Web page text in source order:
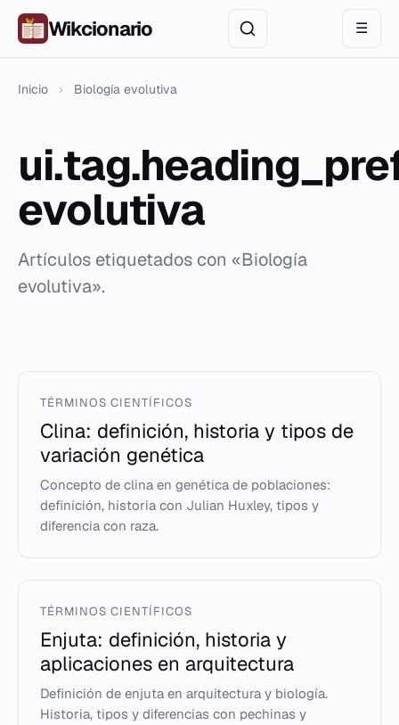
Wikcionario ☰
Inicio › Biología evolutiva
evolutiva
Artículos etiquetados con «Biología
evolutiva».
TÉRMINOS CIENTÍFICOS
Clina: definición, historia y tipos de
variación genética
Concepto de clina en genética de poblaciones:
definición, historia con Julian Huxley, tipos y
diferencia con raza.
TÉRMINOS CIENTÍFICOS
Enjuta: definición, historia y
aplicaciones en arquitectura
Definición de enjuta en arquitectura y biología.
Historia, tipos y diferencias con pechinas y